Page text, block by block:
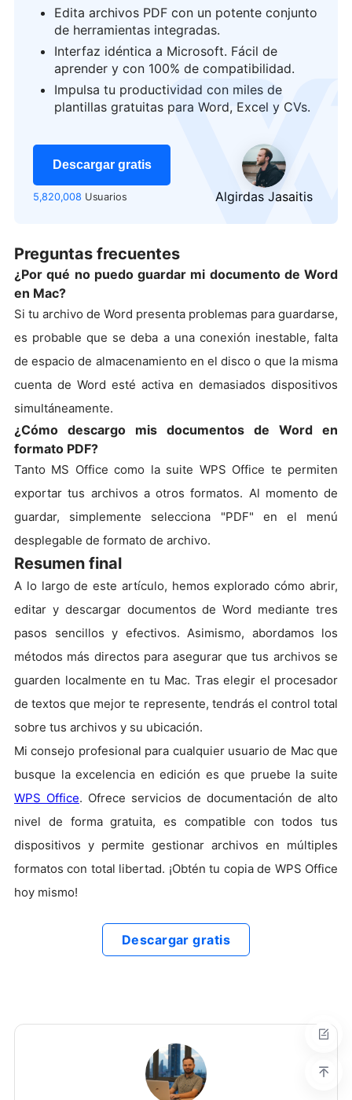
Edita archivos PDF con un potente conjunto
de herramientas integradas.
Interfaz idéntica a Microsoft. Fácil de
aprender y con 100% de compatibilidad.
Impulsa tu productividad con miles de
plantillas gratuitas para Word, Excel y CVs.
Descargar gratis
5,820,008 Usuarios Algirdas Jasaitis
logo
Preguntas frecuentes
¿Por qué no puedo guardar mi documento de Word
en Mac?
Si tu archivo de Word presenta problemas para guardarse,
es probable que se deba a una conexión inestable, falta
de espacio de almacenamiento en el disco o que la misma
cuenta de Word esté activa en demasiados dispositivos
simultáneamente.
¿Cómo descargo mis documentos de Word en
formato PDF?
Tanto MS Office como la suite WPS Office te permiten
exportar tus archivos a otros formatos. Al momento de
guardar, simplemente selecciona "PDF" en el menú
desplegable de formato de archivo.
Resumen final
A lo largo de este artículo, hemos explorado cómo abrir,
editar y descargar documentos de Word mediante tres
pasos sencillos y efectivos. Asimismo, abordamos los
métodos más directos para asegurar que tus archivos se
guarden localmente en tu Mac. Tras elegir el procesador
de textos que mejor te represente, tendrás el control total
sobre tus archivos y su ubicación.
Mi consejo profesional para cualquier usuario de Mac que
busque la excelencia en edición es que pruebe la suite
WPS Office. Ofrece servicios de documentación de alto
nivel de forma gratuita, es compatible con todos tus
dispositivos y permite gestionar archivos en múltiples
formatos con total libertad. ¡Obtén tu copia de WPS Office
hoy mismo!
Descargar gratis